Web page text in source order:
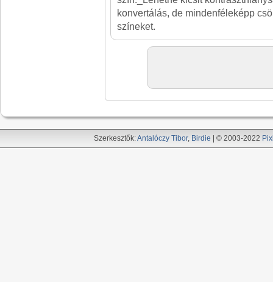
konvertálás, de mindenféleképp
színeket.
Szerkesztők:Antalóczy Tibor, Birdie | © 2003-2022